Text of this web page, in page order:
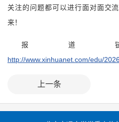
关注的问题都可以进行面对面交
来！
报道
http://www.xinhuanet.com/edu/
上一条